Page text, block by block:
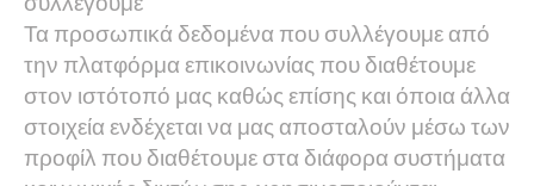
Τα προσωπικά δεδομένα που συλλέγουμε από
την πλατφόρμα επικοινωνίας που διαθέτουμε
στον ιστότοπό μας καθώς επίσης και όποια άλλα
στοιχεία ενδέχεται να μας αποσταλούν μέσω των
προφίλ που διαθέτουμε στα διάφορα συστήματα